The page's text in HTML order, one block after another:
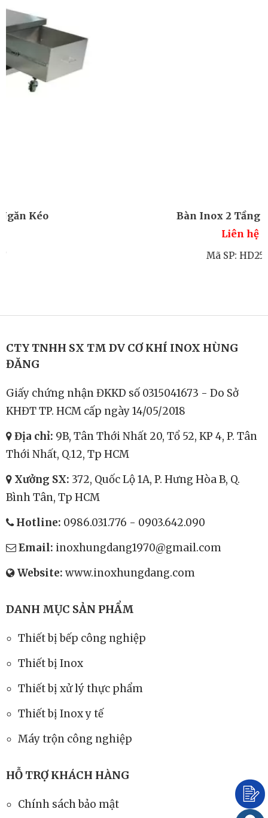
Bàn Inox 2 Tầng Di Động
CTY TNHH SX TM DV CƠ KHÍ INOX HÙNG
ĐĂNG
Giấy chứng nhận ĐKKD số 0315041673 - Do Sở
KHĐT TP. HCM cấp ngày 14/05/2018
Địa chỉ: 9B, Tân Thới Nhất 20, Tổ 52, KP 4, P. Tân
Thới Nhất, Q.12, Tp HCM
Xưởng SX: 372, Quốc Lộ 1A, P. Hưng Hòa B, Q.
Bình Tân, Tp HCM
Hotline: 0986.031.776 - 0903.642.090
Email: inoxhungdang1970@gmail.com
Website: www.inoxhungdang.com
DANH MỤC SẢN PHẨM
Thiết bị bếp công nghiệp
Thiết bị Inox
Thiết bị xử lý thực phẩm
Thiết bị Inox y tế
Máy trộn công nghiệp
HỖ TRỢ KHÁCH HÀNG
Chính sách bảo mật